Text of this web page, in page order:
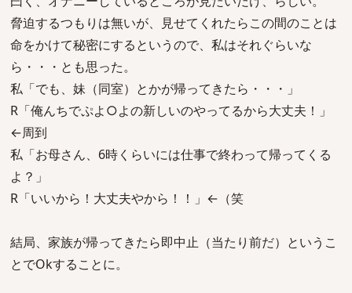
脅迫するつもりは無いが、見せてくれたらこの間のことは
命をかけて秘密にするというので、私はそれぐらいな
ら・・・とも思った。
私「でも、妹（同室）とかが帰ってきたら・・・」
R「俺んちでぷよ○よの新しいのやってるから大丈夫！」
←周到
私「お母さん、6時くらいには仕事で終わって帰ってくる
よ？」
R「いいから！大丈夫やから！！」←（笑
結局、家族が帰ってきたら即中止（当たり前だ）というこ
とでOkすることに。